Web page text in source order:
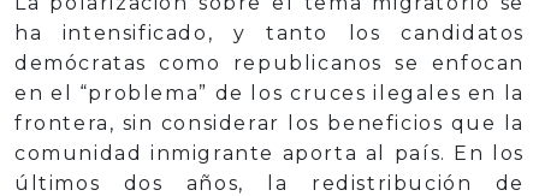
ha intensificado, y tanto los candidatos
demócratas como republicanos se enfocan
en el “problema” de los cruces ilegales en la
frontera, sin considerar los beneficios que la
comunidad inmigrante aporta al país. En los
últimos dos años, la redistribución de